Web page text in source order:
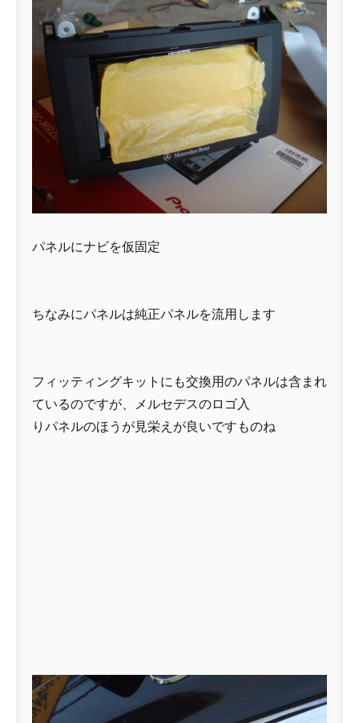
パネルにナビを仮固定
ちなみにパネルは純正パネルを流用します
フィッティングキットにも交換用のパネルは含まれ
ているのですが、メルセデスのロゴ入
りパネルのほうが見栄えが良いですものね